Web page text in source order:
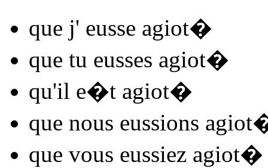
que j' eusse agiot�
que tu eusses agiot�
qu'il e�t agiot�
que nous eussions agiot
que vous eussiez agiot�